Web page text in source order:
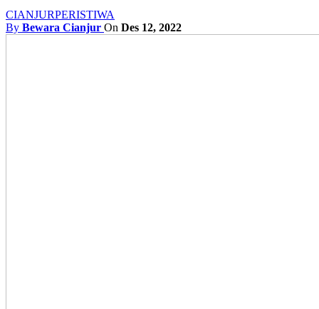
CIANJURPERISTIWA
By Bewara Cianjur On Des 12, 2022